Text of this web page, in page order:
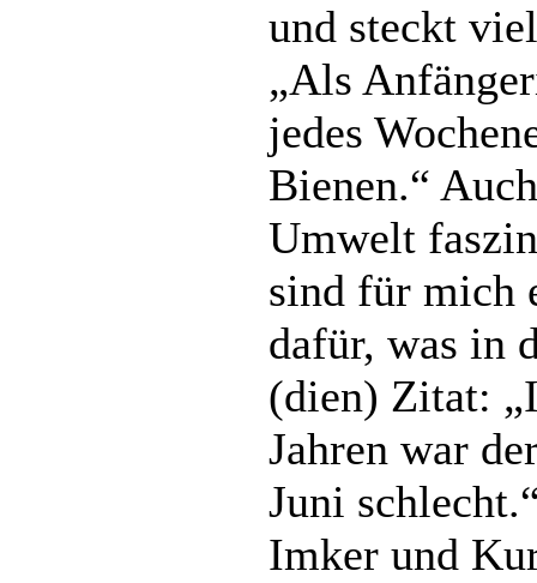
und steckt
„Als
jedes
Bienen.“
Umwelt
sind für mich
dafür, was in
(dien) Zitat:
Jahren war
Juni
Imker und